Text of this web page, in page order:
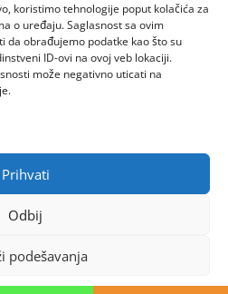
koristimo tehnologije poput kolačića za
o uređaju. Saglasnost sa ovim
da obrađujemo podatke kao što su
ID-ovi na ovoj veb lokaciji.
može negativno uticati na
Prihvati
Odbij
podešavanja